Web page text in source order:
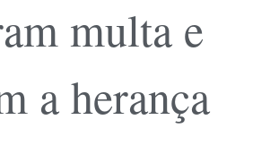
multa e
a herança